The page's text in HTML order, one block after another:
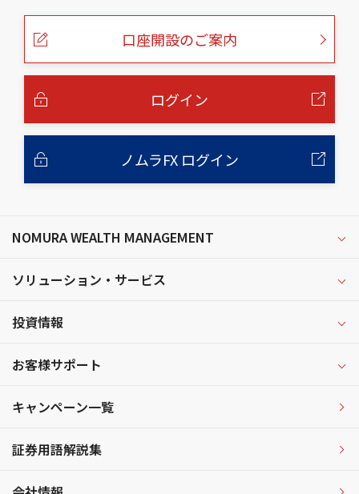
口座開設のご案内
ログイン
ノムラFX ログイン
NOMURA WEALTH MANAGEMENT
ソリューション・サービス
投資情報
お客様サポート
キャンペーン一覧
証券用語解説集